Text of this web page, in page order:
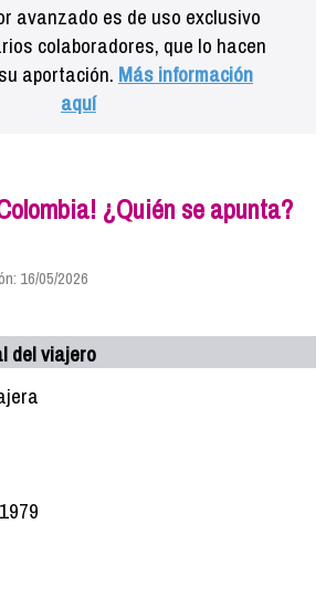
avanzado es de uso exclusivo
colaboradores, que lo hacen
aportación. Más información
aquí
¿Quién se apunta?
16/05/2026
del viajero